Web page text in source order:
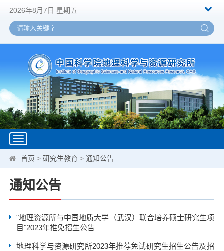
2026年8月7日 星期五
Toggle
navigation
首页 >研究生教育 >通知公告
通知公告
"地理资源所与中国地质大学（武汉）联合培养硕士研究生项
目"2023年推免招生公告
地理科学与资源研究所2023年推荐免试研究生招生公告及招